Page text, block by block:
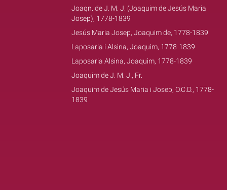
Joaqn. de J. M. J. (Joaquim de Jesús Maria
Josep), 1778-1839
Jesús Maria Josep, Joaquim de, 1778-1839
Laposaria i Alsina, Joaquim, 1778-1839
Laposaria Alsina, Joaquim, 1778-1839
Joaquim de J. M. J., Fr.
Joaquim de Jesús Maria i Josep, O.C.D., 1778-
1839